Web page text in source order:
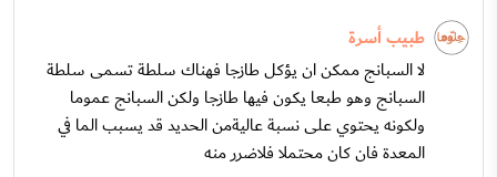
طبيب أسرة
لا السبانج ممكن ان يؤكل طازجا فهناك سلطة تسمى سلطة
السبانج وهو طبعا يكون فيها طازجا ولكن السبانج عموما
ولكونه يحتوي على نسبة عاليةمن الحديد قد يسبب الما في
المعدة فان كان محتملا فلاضرر منه